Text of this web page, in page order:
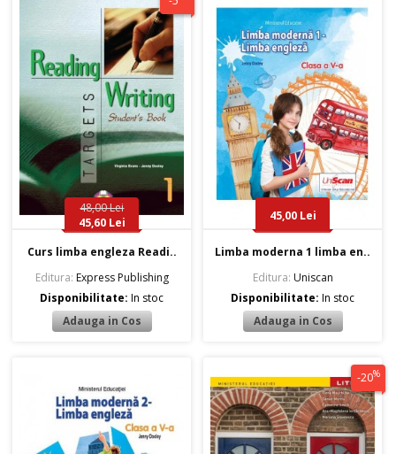
48,00 Lei
45,60 Lei
Curs limba engleza Readi..
Editura: Express Publishing
Disponibilitate:In stoc
45,00 Lei
Limba moderna 1 limba en..
Editura: Uniscan
Disponibilitate:In stoc
-20%